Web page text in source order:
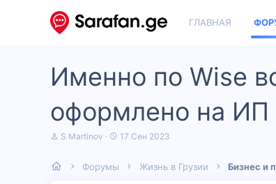
ГЛАВНАЯ
Именно по Wise
оформлено на ИП
А
о
S Martinov
Д
17 Сен 2023
Форумы Жизнь в Грузии Бизнес и